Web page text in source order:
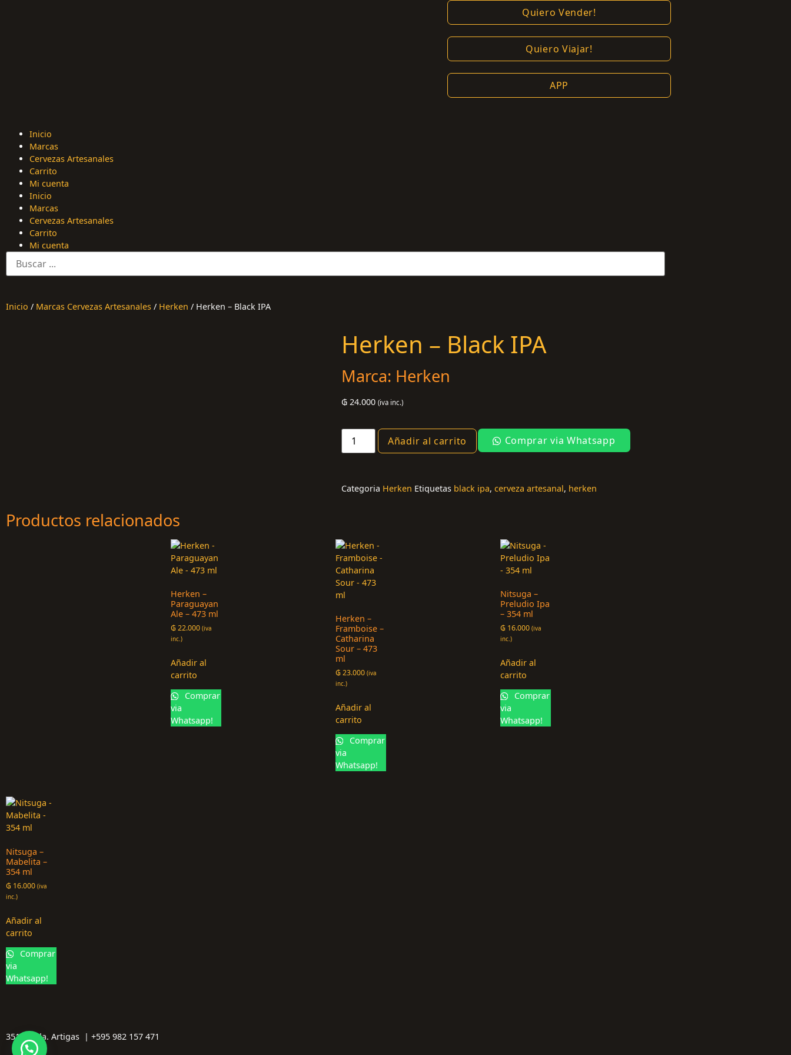
Quiero Vender!
Quiero Viajar!
APP
Inicio
Marcas
Cervezas Artesanales
Carrito
Mi cuenta
Inicio
Marcas
Cervezas Artesanales
Carrito
Mi cuenta
Inicio / Marcas Cervezas Artesanales / Herken / Herken – Black IPA
Herken – Black IPA
Marca: Herken
₲ 24.000 (iva inc.)
Añadir al carrito Comprar via Whatsapp
Categoria Herken Etiquetas black ipa, cerveza artesanal, herken
Productos relacionados
Herken –
Paraguayan
Ale – 473 ml
₲ 22.000 (iva
inc.)
Añadir al
carrito
Comprar
via
Whatsapp!
Herken –
Framboise –
Catharina
Sour – 473
ml
₲ 23.000 (iva
inc.)
Añadir al
carrito
Comprar
via
Whatsapp!
Nitsuga –
Preludio Ipa
– 354 ml
₲ 16.000 (iva
inc.)
Añadir al
carrito
Comprar
via
Whatsapp!
Nitsuga –
Mabelita –
354 ml
₲ 16.000 (iva
inc.)
Añadir al
carrito
Comprar
via
Whatsapp!
3512 Avda. Artigas | +595 982 157 471